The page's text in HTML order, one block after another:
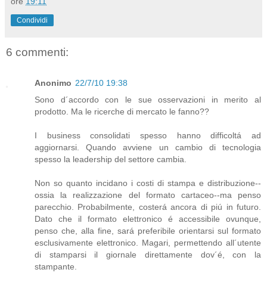
Condividi
6 commenti:
Anonimo 22/7/10 19:38
Sono d´accordo con le sue osservazioni in merito al
prodotto. Ma le ricerche di mercato le fanno??
I business consolidati spesso hanno difficoltá ad
aggiornarsi. Quando avviene un cambio di tecnologia
spesso la leadership del settore cambia.
Non so quanto incidano i costi di stampa e distribuzione--
ossia la realizzazione del formato cartaceo--ma penso
parecchio. Probabilmente, costerá ancora di piú in futuro.
Dato che il formato elettronico é accessibile ovunque,
penso che, alla fine, sará preferibile orientarsi sul formato
esclusivamente elettronico. Magari, permettendo all´utente
di stamparsi il giornale direttamente dov´é, con la
stampante.